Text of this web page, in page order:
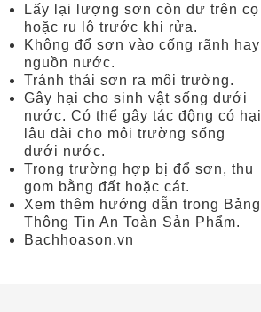
Lấy lại lượng sơn còn dư trên cọ
hoặc ru lô trước khi rửa.
Không đổ sơn vào cống rãnh hay
nguồn nước.
Tránh thải sơn ra môi trường.
Gây hại cho sinh vật sống dưới
nước. Có thể gây tác động có hại
lâu dài cho môi trường sống
dưới nước.
Trong trường hợp bị đổ sơn, thu
gom bằng đất hoặc cát.
Xem thêm hướng dẫn trong Bảng
Thông Tin An Toàn Sản Phẩm.
Bachhoason.vn